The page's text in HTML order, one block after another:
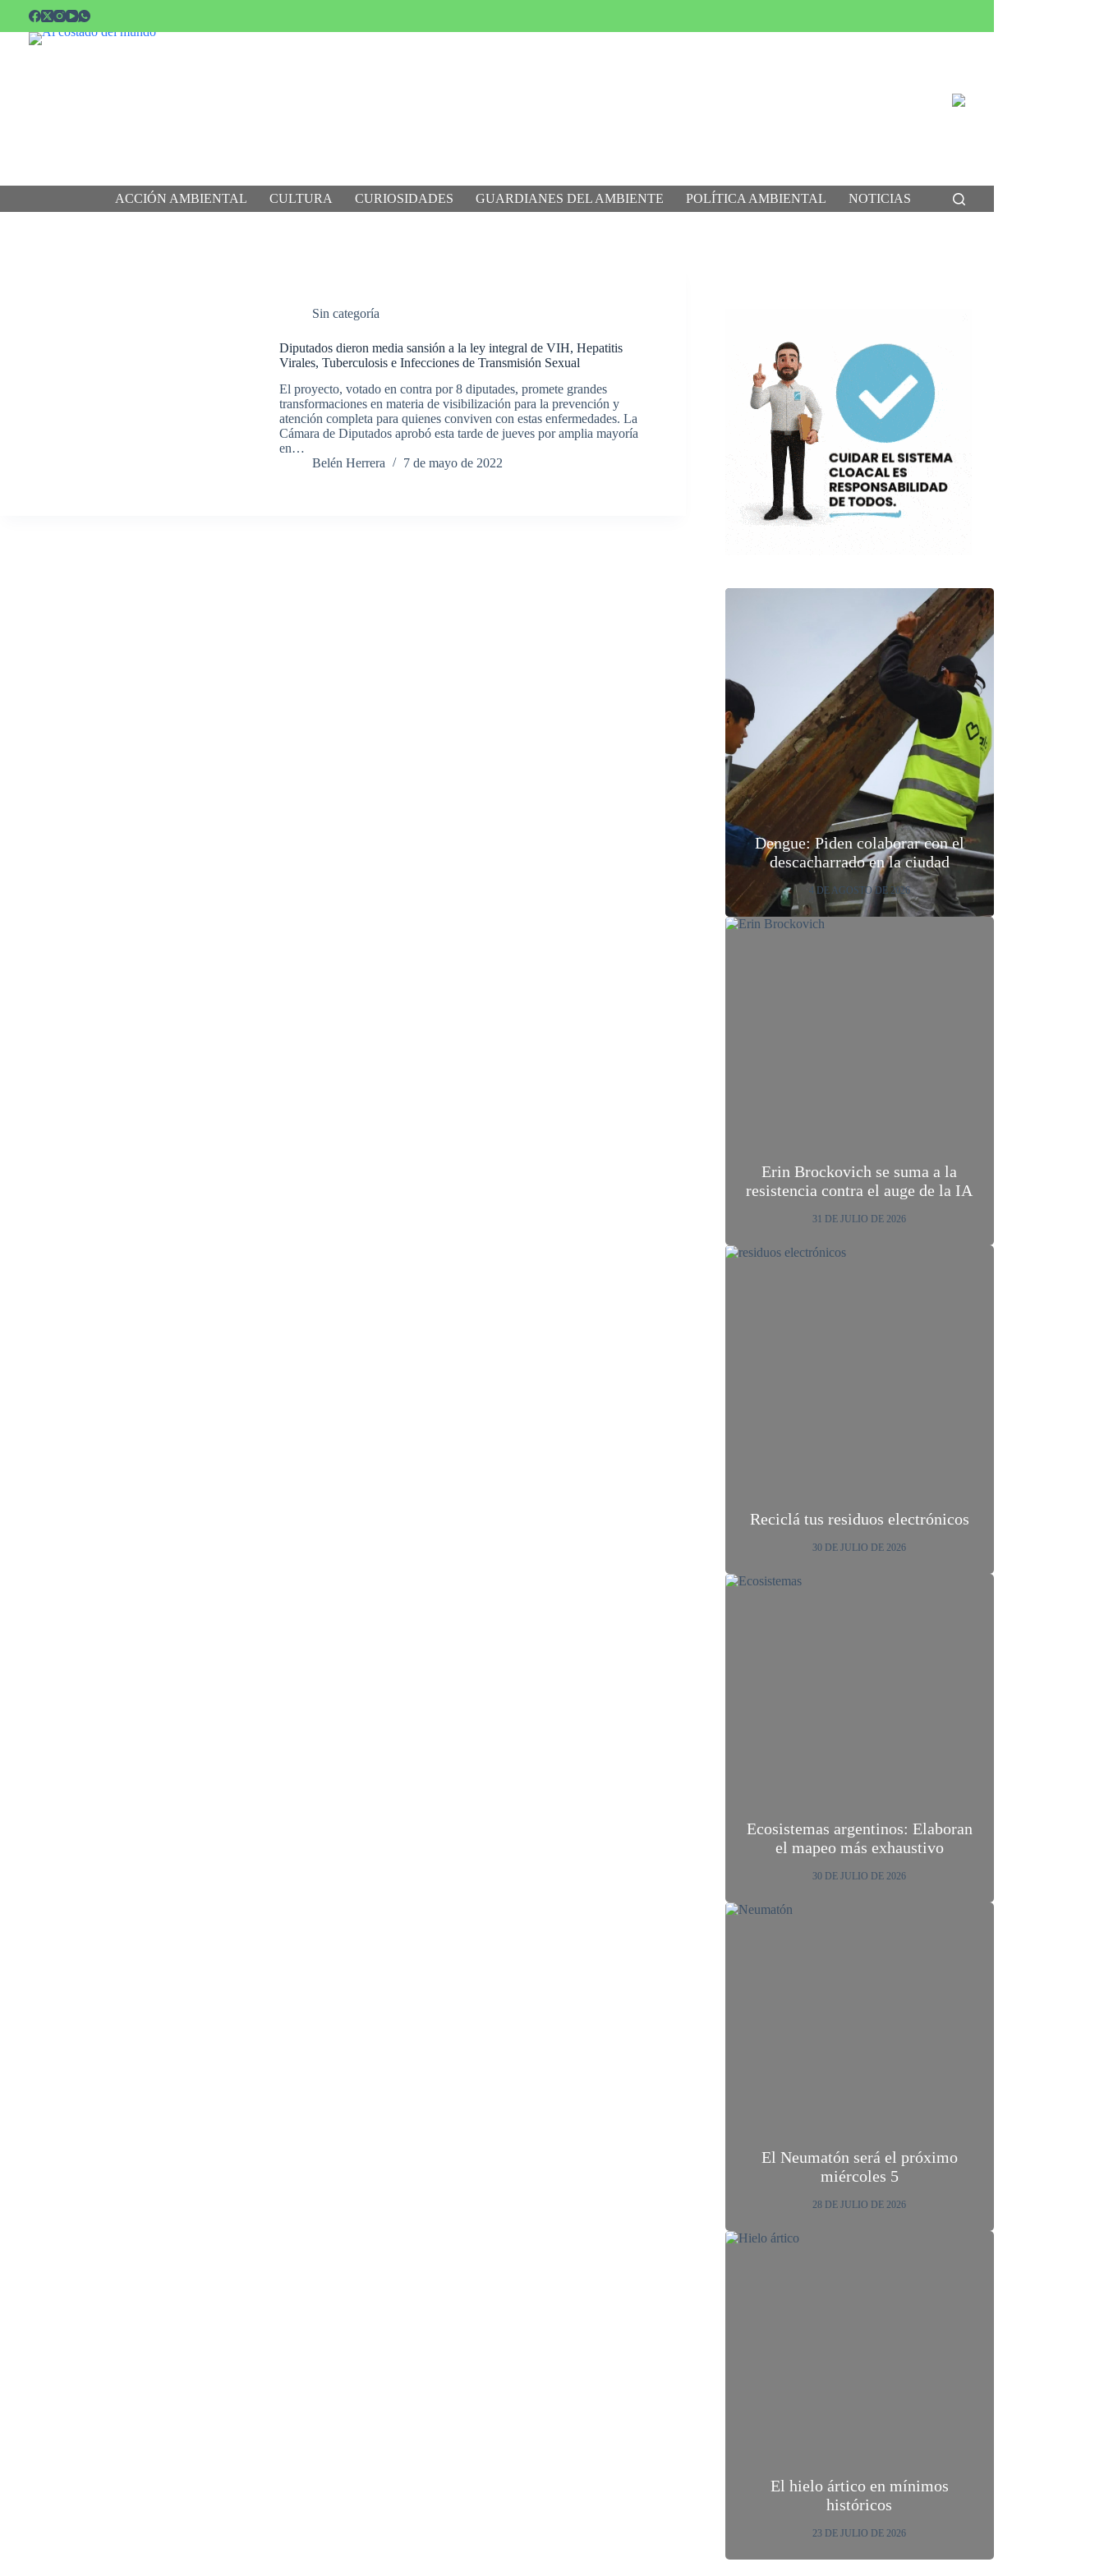
contenido
ACCIÓN AMBIENTAL CULTURA CURIOSIDADES GUARDIANES DEL AMBIENTE POLÍTICA AMBIENTAL NOTICIAS
Sin categoría
Diputados dieron media sansión a la ley integral de VIH, Hepatitis
Virales, Tuberculosis e Infecciones de Transmisión Sexual
El proyecto, votado en contra por 8 diputades, promete grandes
transformaciones en materia de visibilización para la prevención y
atención completa para quienes conviven con estas enfermedades. La
Cámara de Diputados aprobó esta tarde de jueves por amplia mayoría
en…
Belén Herrera
7 de mayo de 2022
Dengue: Piden colaborar con el
descacharrado en la ciudad
4 DE AGOSTO DE 2026
Erin Brockovich se suma a la
resistencia contra el auge de la IA
31 DE JULIO DE 2026
Reciclá tus residuos electrónicos
30 DE JULIO DE 2026
Ecosistemas argentinos: Elaboran
el mapeo más exhaustivo
30 DE JULIO DE 2026
El Neumatón será el próximo
miércoles 5
28 DE JULIO DE 2026
El hielo ártico en mínimos
históricos
23 DE JULIO DE 2026